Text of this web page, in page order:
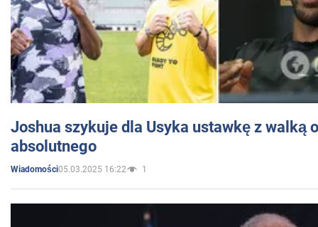
Joshua szykuje dla Usyka ustawkę z walką
absolutnego
Wiadomości05.03.2025 16:22 1